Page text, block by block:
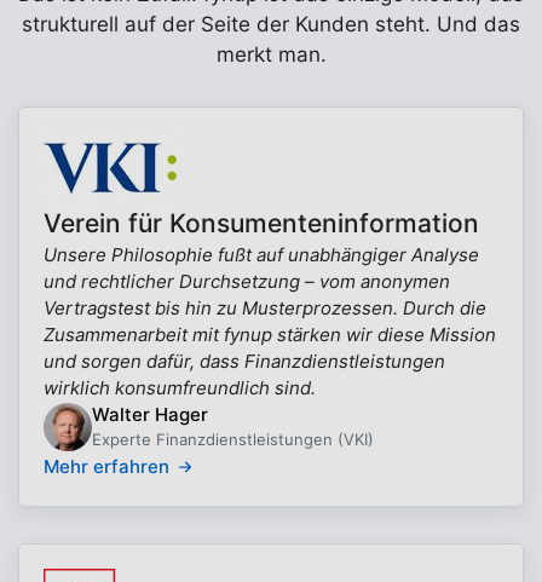
strukturell auf der Seite der Kunden steht. Und das
merkt man.
Verein für Konsumenteninformation
Unsere Philosophie fußt auf unabhängiger Analyse
und rechtlicher Durchsetzung – vom anonymen
Vertragstest bis hin zu Musterprozessen. Durch die
Zusammenarbeit mit fynup stärken wir diese Mission
und sorgen dafür, dass Finanzdienstleistungen
wirklich konsumfreundlich sind.
Walter Hager
Experte Finanzdienstleistungen (VKI)
Mehr erfahren